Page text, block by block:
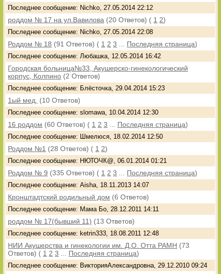
Последнее сообщение: Nichko, 27.05.2014 22:12
роддом № 17 на ул.Вавилова (20 Ответов) ( 1 2)
Последнее сообщение: Nichko, 27.05.2014 22:08
Роддом № 18 (91 Ответов) ( 1 2 3 Последняя страница)
Последнее сообщение: Любашка, 12.05.2014 16:42
Городская больница№33, Акушерско-гинекологический
корпус, Колпино (2 Ответов)
Последнее сообщение: Блёсточка, 29.04.2014 15:23
1ый мед. (10 Ответов)
Последнее сообщение: slomawa, 10.04.2014 12:30
16 роддом (60 Ответов) ( 1 2 3 Последняя страница)
Последнее сообщение: Шмелюся, 18.02.2014 12:50
Роддом №1 (28 Ответов) ( 1 2)
Последнее сообщение: НЮТОЧК@, 06.01.2014 01:21
Роддом № 9 (335 Ответов) ( 1 2 3 Последняя страница)
Последнее сообщение: Aisha, 18.11.2013 14:07
Кронштадтский родильный дом (6 Ответов)
Последнее сообщение: Мама Бо, 28.12.2011 14:11
роддом № 17(бывший 11) (13 Ответов)
Последнее сообщение: ketrin333, 18.08.2011 12:48
НИИ Акушерства и гинекологии им. Д.О. Отта РАМН (73
Ответов) ( 1 2 3 Последняя страница)
Последнее сообщение: ВикторияАлександровна, 29.12.2010 09:24